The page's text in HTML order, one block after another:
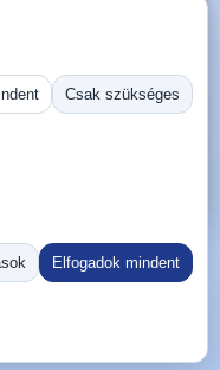
M10 65 mm DIN
Csak szükséges
Elfogadok mindent